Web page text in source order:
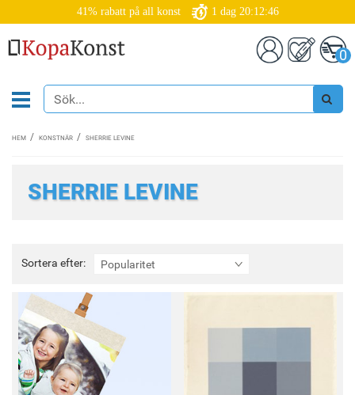
41% rabatt på all konst 1 dag 20:12:46
0
HEM KONSTNÄR SHERRIE LEVINE
SHERRIE LEVINE
Sortera efter: Popularitet
Sortera
efter: